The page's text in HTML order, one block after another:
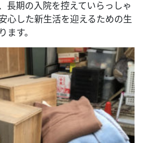
長期の入院を控えていらっしゃ
心した新生活を迎えるための生
ます。